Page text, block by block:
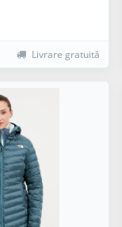
Livrare gratuită